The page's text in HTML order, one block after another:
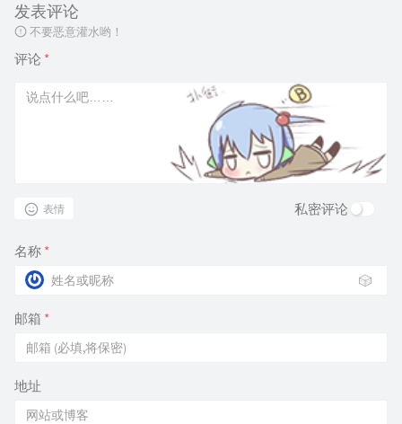
发表评论
不要恶意灌水哟！
评论 *
表情 私密评论
名称 *
🎲
邮箱 *
地址